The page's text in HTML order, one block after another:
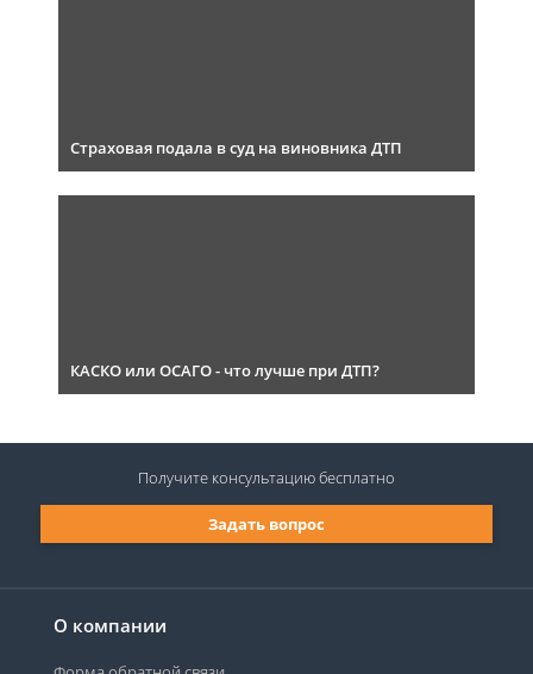
Страховая подала в суд на виновника ДТП
КАСКО или ОСАГО - что лучше при ДТП?
О компании
Задать вопрос
Получите консультациюбесплатно